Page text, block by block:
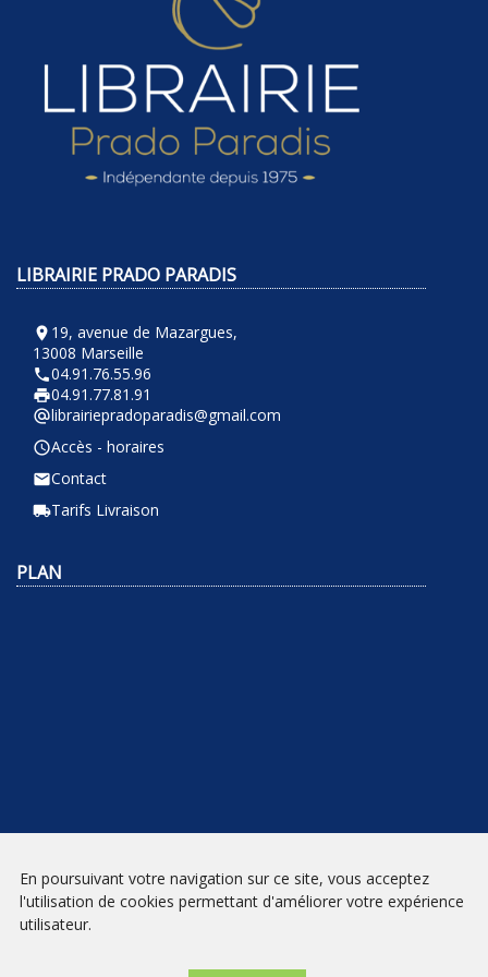
LIBRAIRIE PRADO PARADIS
room 19, avenue de Mazargues,
13008 Marseille
phone04.91.76.55.96
local_printshop04.91.77.81.91
alternate_emaillibrairiepradoparadis@gmail.com
query_builderAccès - horaires
emailContact
local_shippingTarifs Livraison
PLAN
NEWSLETTER
En poursuivant votre navigation sur ce site, vous acceptez
l'utilisation de cookies permettant d'améliorer votre expérience
utilisateur.